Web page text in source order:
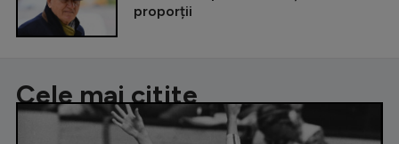
proporții
Cele mai citite